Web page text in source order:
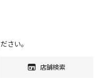
さい。
店舗検索